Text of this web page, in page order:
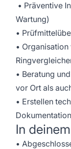
• Präventive
Wartung)
•
•
• Beratung
vor Ort als
• Erstellen
In
•